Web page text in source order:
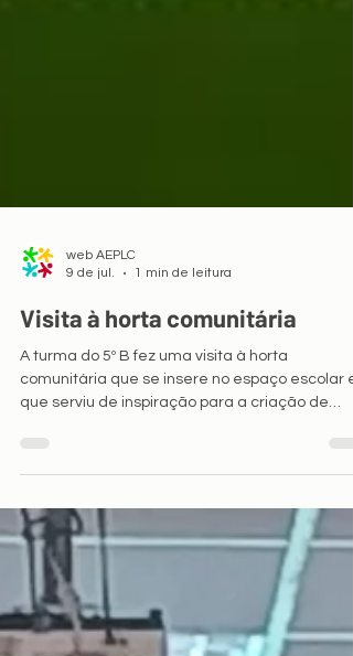
web AEPLC
9 de jul.
1 min de leitura
Visita à horta comunitária
informativos, escritos pelos alunos. A D. Teresa
dando a conhecer o espaço, as galinhas, as
plantas... e os alunos fizeram perguntas e
tomaram consciência da biodiversidade, da
beleza e da sustentabilidade da horta, da
vantagem e do aspeto económico da
de alimento sem químicos. "A Terra que somos